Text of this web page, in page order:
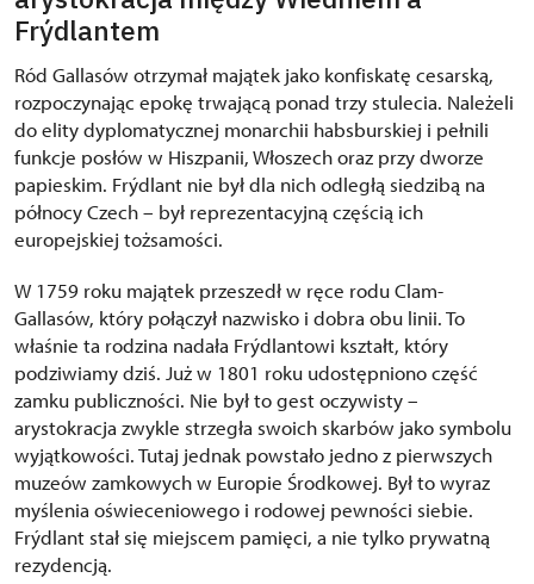
Frýdlantem
Ród Gallasów otrzymał majątek jako konfiskatę cesarską,
rozpoczynając epokę trwającą ponad trzy stulecia. Należeli
do elity dyplomatycznej monarchii habsburskiej i pełnili
funkcje posłów w Hiszpanii, Włoszech oraz przy dworze
papieskim. Frýdlant nie był dla nich odległą siedzibą na
północy Czech – był reprezentacyjną częścią ich
europejskiej tożsamości.
W 1759 roku majątek przeszedł w ręce rodu Clam-
Gallasów, który połączył nazwisko i dobra obu linii. To
właśnie ta rodzina nadała Frýdlantowi kształt, który
podziwiamy dziś. Już w 1801 roku udostępniono część
zamku publiczności. Nie był to gest oczywisty –
arystokracja zwykle strzegła swoich skarbów jako symbolu
wyjątkowości. Tutaj jednak powstało jedno z pierwszych
muzeów zamkowych w Europie Środkowej. Był to wyraz
myślenia oświeceniowego i rodowej pewności siebie.
Frýdlant stał się miejscem pamięci, a nie tylko prywatną
rezydencją.